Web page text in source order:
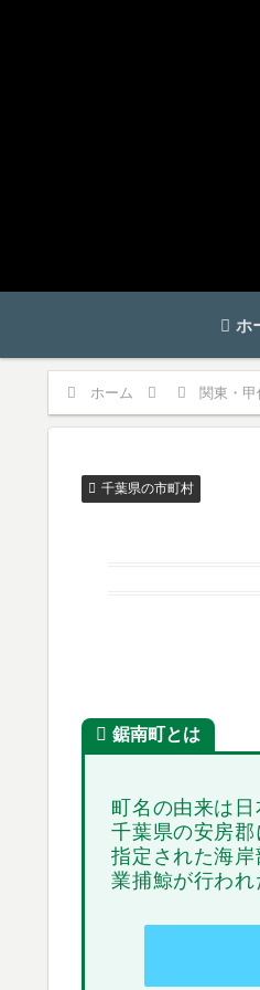
ホ
ホーム 関東・甲
千葉県の市町村
鋸南町とは
町名の由来は日
千葉県の安房
指定された海
業捕鯨が行われ